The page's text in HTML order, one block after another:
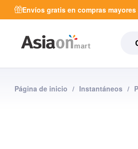
Envíos gratis en compras mayores
Página de inicio / Instantáneos /